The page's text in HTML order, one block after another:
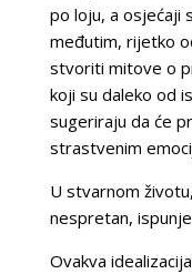
po loju, a osjećaji
međutim, rijetko
stvoriti mitove o
koji su daleko od
sugeriraju da će
strastvenim
U stvarnom
nespretan,
Ovakva